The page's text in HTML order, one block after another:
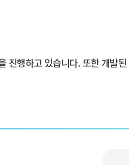
행하고 있습니다. 또한 개발